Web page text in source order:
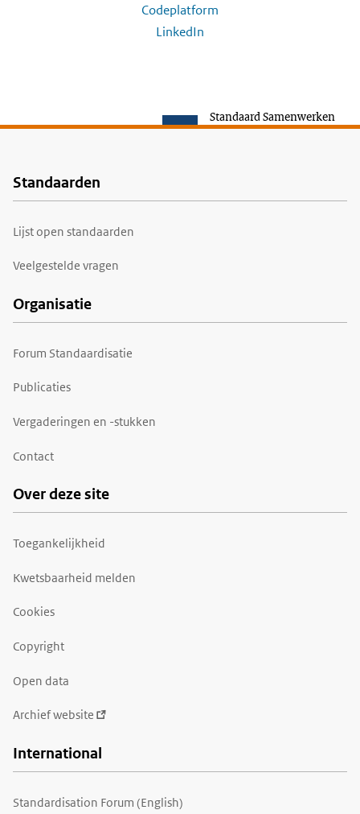
Codeplatform
LinkedIn
Standaard Samenwerken
Voet
Standaarden
Lijst open standaarden
Veelgestelde vragen
Organisatie
Forum Standaardisatie
Publicaties
Vergaderingen en -stukken
Contact
Over deze site
Toegankelijkheid
Kwetsbaarheid melden
Cookies
Copyright
Open data
Archief website
International
Standardisation Forum (English)